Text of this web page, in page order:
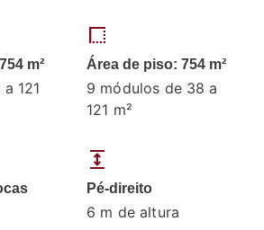
m²
121
border_style
Área de piso: 754 m²
9 módulos de 38 a
121 m²
expand
Pé-direito
6 m de altura